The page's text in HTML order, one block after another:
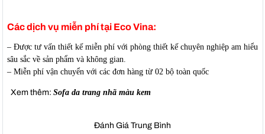
Các dịch vụ miễn phí tại Eco Vina:
– Được tư vấn thiết kế miễn phí với phòng thiết kế chuyên nghiệp am hiểu
sâu sắc về sản phẩm và không gian.
– Miễn phí vận chuyển với các đơn hàng từ 02 bộ toàn quốc
Xem thêm: Sofa da trang nhã màu kem
Đánh Giá Trung Bình